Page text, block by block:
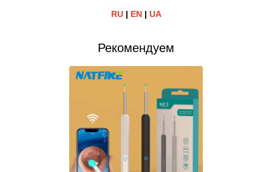
RU| EN| UA
Рекомендуем